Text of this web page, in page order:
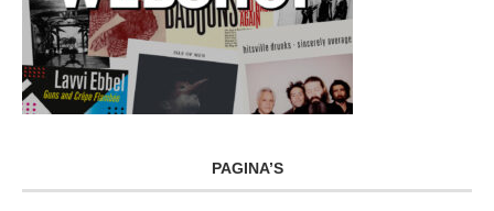
PAGINA’S